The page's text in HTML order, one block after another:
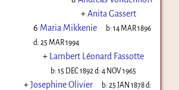
+Anita Gassert
6 Maria Mikkenie b:14 MAR 1896
d: 25 MAR 1994
+ Lambert Léonard Fassotte
b:15 DEC 1892 d:4 NOV 1965
+Josephine Olivier b:25 JAN 1878d: